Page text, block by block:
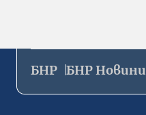
БНР БНР Новини